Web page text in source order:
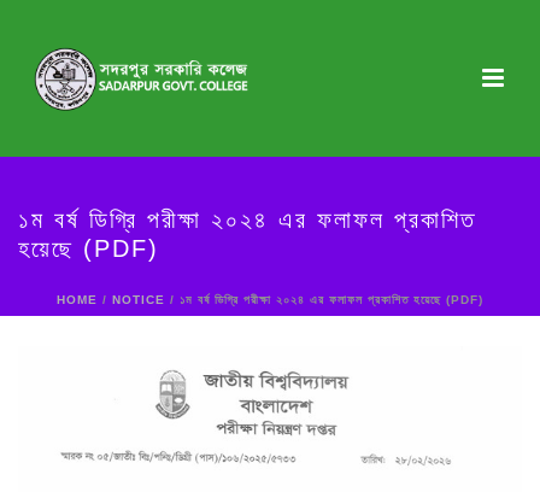
১ম বর্ষ ডিগ্রি পরীক্ষা ২০২৪ এর ফলাফল প্রকাশিত
হয়েছে (PDF)
HOME / NOTICE / ১ম বর্ষ ডিগ্রি পরীক্ষা ২০২৪ এর ফলাফল প্রকাশিত হয়েছে (PDF)